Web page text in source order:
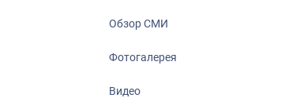
Обзор СМИ
Фотогалерея
Видео